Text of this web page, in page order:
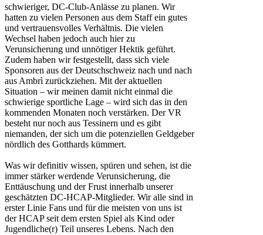
schwieriger, DC-Club-Anlässe zu planen. Wir
hatten zu vielen Personen aus dem Staff ein gutes
und vertrauensvolles Verhältnis. Die vielen
Wechsel haben jedoch auch hier zu
Verunsicherung und unnötiger Hektik geführt.
Zudem haben wir festgestellt, dass sich viele
Sponsoren aus der Deutschschweiz nach und nach
aus Ambrì zurückziehen. Mit der aktuellen
Situation – wir meinen damit nicht einmal die
schwierige sportliche Lage – wird sich das in den
kommenden Monaten noch verstärken. Der VR
besteht nur noch aus Tessinern und es gibt
niemanden, der sich um die potenziellen Geldgeber
nördlich des Gotthards kümmert.
Was wir definitiv wissen, spüren und sehen, ist die
immer stärker werdende Verunsicherung, die
Enttäuschung und der Frust innerhalb unserer
geschätzten DC-HCAP-Mitglieder. Wir alle sind in
erster Linie Fans und für die meisten von uns ist
der HCAP seit dem ersten Spiel als Kind oder
Jugendliche(r) Teil unseres Lebens. Nach den